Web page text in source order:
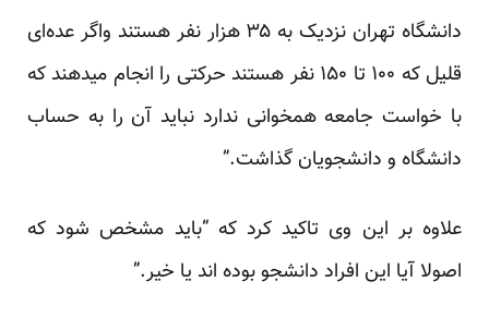
دانشگاه تهران نزدیک به ۳۵ هزار نفر هستند واگر عده‌ای
قلیل که ۱۰۰ تا ۱۵۰ نفر هستند حرکتی را انجام میدهند که
با خواست جامعه همخوانی ندارد نباید آن را به حساب
دانشگاه و دانشجویان گذاشت.”
علاوه بر این وی تاکید کرد که “باید مشخص شود که
اصولا آیا این افراد دانشجو بوده اند یا خیر.”